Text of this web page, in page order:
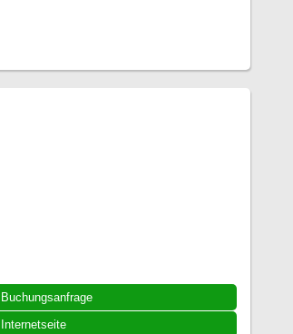
Buchungsanfrage
Internetseite